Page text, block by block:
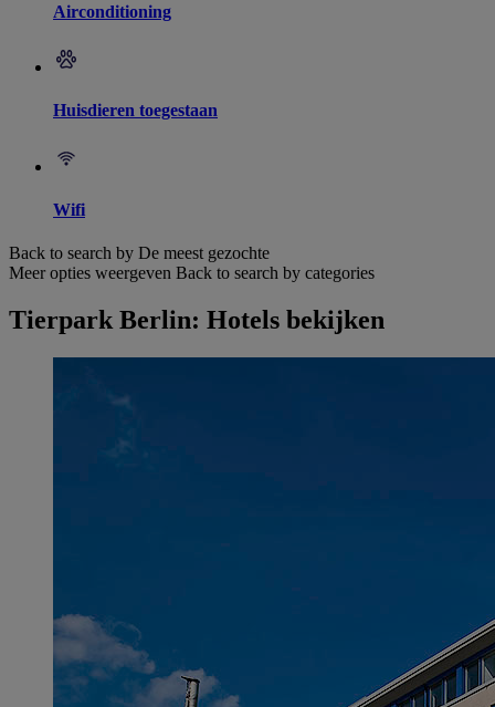
Airconditioning
Huisdieren toegestaan
Wifi
Back to search by De meest gezochte
Meer opties weergeven Back to search by categories
Tierpark Berlin: Hotels bekijken